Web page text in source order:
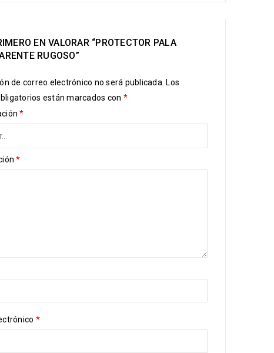
EN VALORAR “PROTECTOR PALA
RUGOSO”
de correo electrónico no será publicada. Los
están marcados con *
*
*
*